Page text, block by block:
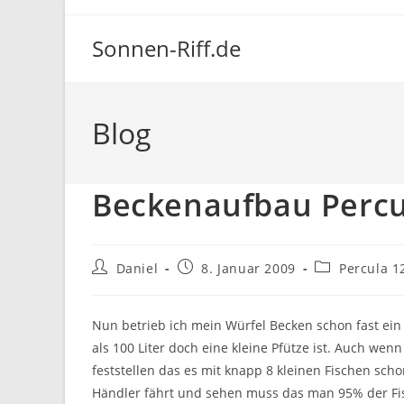
Sonnen-Riff.de
Blog
Beckenaufbau
Beitrags-
Daniel
Beitrag8. Januar 2009
Beitrags-
Percula
Nun betrieb ich mein Würfel Becken schon fast
als 100 Liter doch eine kleine Pfütze ist. Auch
feststellen das es mit knapp 8 kleinen Fischen
Händler fährt und sehen muss das man 95% der